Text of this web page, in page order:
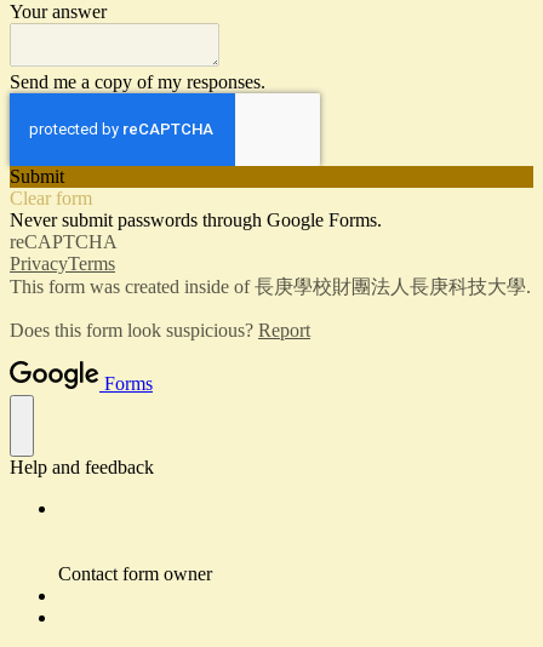
Your answer
Send me a copy of my responses.
Submit
Clear form
Never submit passwords through Google Forms.
reCAPTCHA
PrivacyTerms
This form was created inside of 長庚學校財團法人長庚科技大學.
Does this form look suspicious? Report
Forms
Help and feedback
Contact form owner